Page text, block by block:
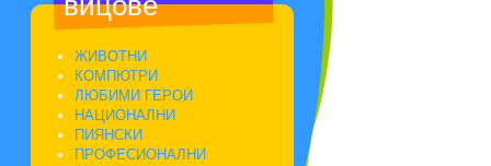
ЖИВОТНИ
КОМПЮТРИ
ЛЮБИМИ ГЕРОИ
НАЦИОНАЛНИ
ПИЯНСКИ
ПРОФЕСИОНАЛНИ